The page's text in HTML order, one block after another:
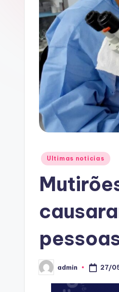
A
C
Posted
Ultimas noticias
Posted
by
admin 27/